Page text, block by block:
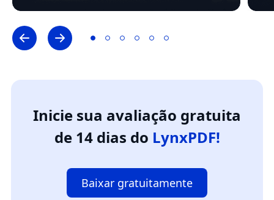
Inicie sua avaliação gratuita
de 14 dias do LynxPDF!
Baixar gratuitamente